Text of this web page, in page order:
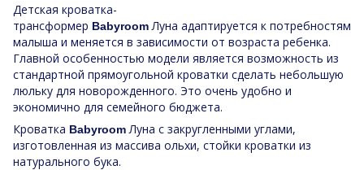
Детская кроватка-
трансформер Babyroom Луна адаптируется к потребностям
малыша и меняется в зависимости от возраста ребенка.
Главной особенностью модели является возможность из
стандартной прямоугольной кроватки сделать небольшую
люльку для новорожденного. Это очень удобно и
экономично для семейного бюджета.
Кроватка Babyroom Луна с закругленными углами,
изготовленная из массива ольхи, стойки кроватки из
натурального бука.